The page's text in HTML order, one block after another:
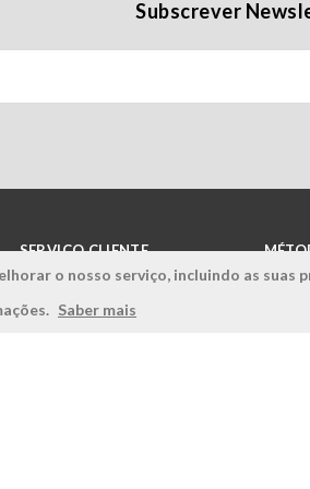
Subscrever
SERVIÇO CLIENTE
Condições Gerais
o nosso serviço, incluindo as suas
Saber mais